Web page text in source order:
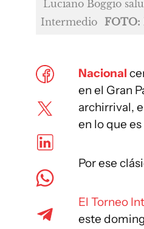
Luciano Boggio
Intermedio FOTO:
Nacional
en el Gran
archirrival,
en lo que
Por ese
El Torneo
este